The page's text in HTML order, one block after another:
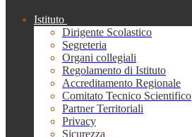
Istituto
Dirigente Scolastico
Segreteria
Organi collegiali
Regolamento di Istituto
Accreditamento Regionale
Comitato Tecnico Scientifico
Partner Territoriali
Privacy
Sicurezza